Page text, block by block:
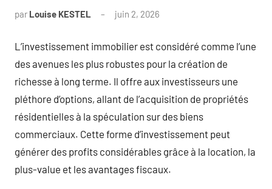
par Louise KESTEL juin 2, 2026
L’investissement immobilier est considéré comme l’une
des avenues les plus robustes pour la création de
richesse à long terme. Il offre aux investisseurs une
pléthore d’options, allant de l’acquisition de propriétés
résidentielles à la spéculation sur des biens
commerciaux. Cette forme d’investissement peut
générer des profits considérables grâce à la location, la
plus-value et les avantages fiscaux.